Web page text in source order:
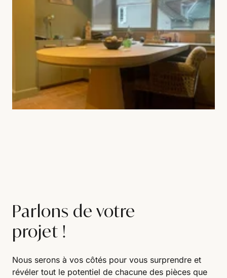
Parlons de votre
projet !
Nous serons à vos côtés pour vous surprendre et
révéler tout le potentiel de chacune des pièces que